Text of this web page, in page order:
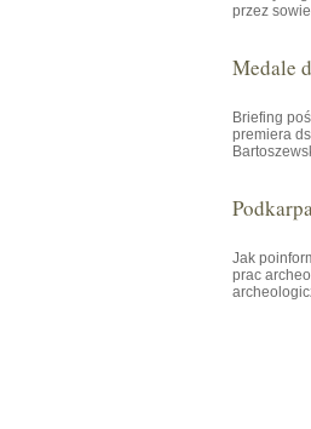
przez
Medale
Briefing
premiera
Jak
prac